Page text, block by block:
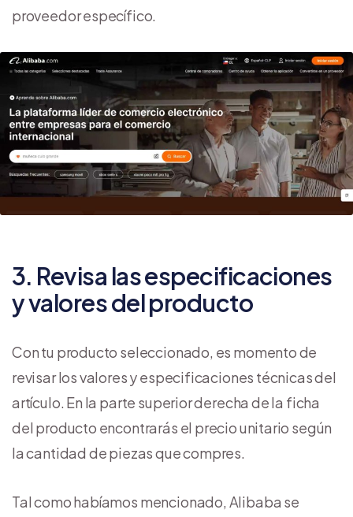
proveedor específico.
3. Revisa las especificaciones
y valores del producto
Con tu producto seleccionado, es momento de
revisar los valores y especificaciones técnicas del
artículo. En la parte superior derecha de la ficha
del producto encontrarás el precio unitario según
la cantidad de piezas que compres.
Tal como habíamos mencionado, Alibaba se